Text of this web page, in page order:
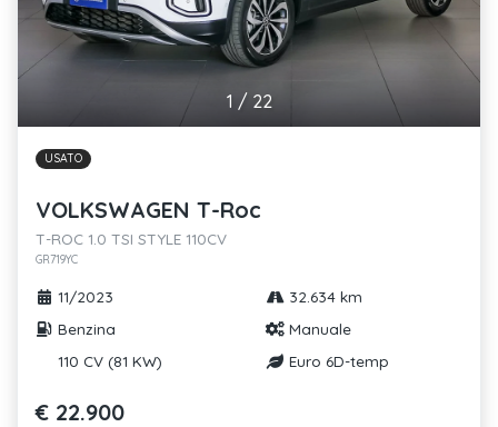
1 / 22
USATO
VOLKSWAGEN T-Roc
T-ROC 1.0 TSI STYLE 110CV
GR719YC
11/2023
32.634 km
Benzina
Manuale
110 CV (81 KW)
Euro 6D-temp
€ 22.900